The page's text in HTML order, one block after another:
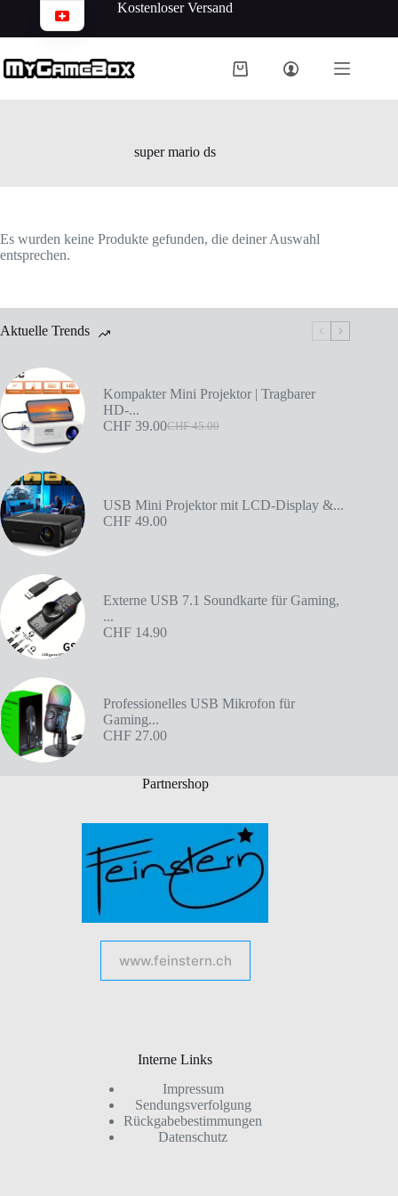
Kostenloser Versand
super mario ds
Es wurden keine Produkte gefunden, die deiner Auswahl
entsprechen.
Aktuelle Trends
Kompakter Mini Projektor | Tragbarer
HD-...
CHF45.00
CHF 39.00
USB Mini Projektor mit LCD-Display &...
CHF 49.00
Externe USB 7.1 Soundkarte für Gaming,
...
CHF 14.90
Professionelles USB Mikrofon für
Gaming...
CHF 27.00
Partnershop
www.feinstern.ch
Interne Links
Impressum
Sendungsverfolgung
Rückgabebestimmungen
Datenschutz